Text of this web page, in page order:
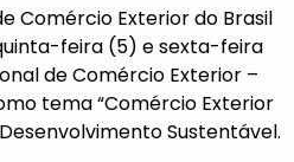
Comércio Exterior do Brasil
feira (5) e sexta-feira
de Comércio Exterior –
tema “Comércio Exterior
Sustentável.